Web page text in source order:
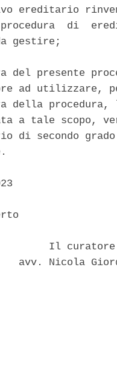
ereditario
di
gestire;
del presente
ad utilizzare,
della procedura,
a tale scopo,
di secondo
Il curatore
avv. Nicola